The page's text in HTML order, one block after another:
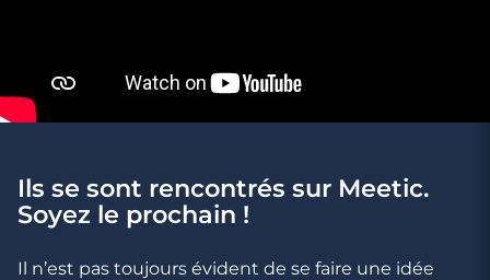
3 minutes
peuvent vous aider
Ils se sont rencontrés sur Meetic.
Soyez le prochain !
Il n’est pas toujours évident de se faire une idée